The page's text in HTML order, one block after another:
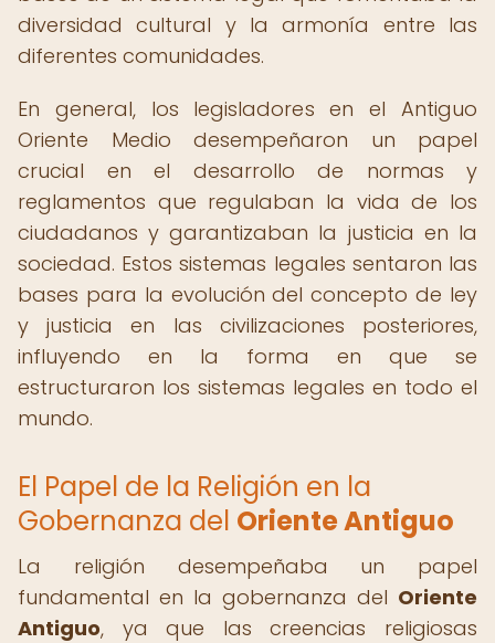
diversidad cultural y la armonía entre las
diferentes comunidades.
En general, los legisladores en el Antiguo
Oriente Medio desempeñaron un papel
crucial en el desarrollo de normas y
reglamentos que regulaban la vida de los
ciudadanos y garantizaban la justicia en la
sociedad. Estos sistemas legales sentaron las
bases para la evolución del concepto de ley
y justicia en las civilizaciones posteriores,
influyendo en la forma en que se
estructuraron los sistemas legales en todo el
mundo.
El Papel de la Religión en la
Gobernanza del Oriente Antiguo
La religión desempeñaba un papel
fundamental en la gobernanza del Oriente
Antiguo, ya que las creencias religiosas